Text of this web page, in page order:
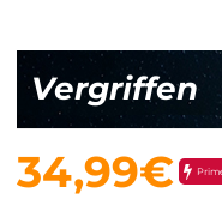
Vergriffen
34,99€